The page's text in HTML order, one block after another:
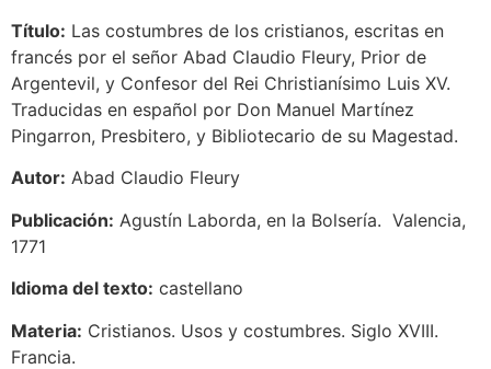
Título: Las costumbres de los cristianos, escritas en
francés por el señor Abad Claudio Fleury, Prior de
Argentevil, y Confesor del Rei Christianísimo Luis XV.
Traducidas en español por Don Manuel Martínez
Pingarron, Presbitero, y Bibliotecario de su Magestad.
Autor: Abad Claudio Fleury
Publicación: Agustín Laborda, en la Bolsería. Valencia,
1771
Idioma del texto: castellano
Materia: Cristianos. Usos y costumbres. Siglo XVIII.
Francia.